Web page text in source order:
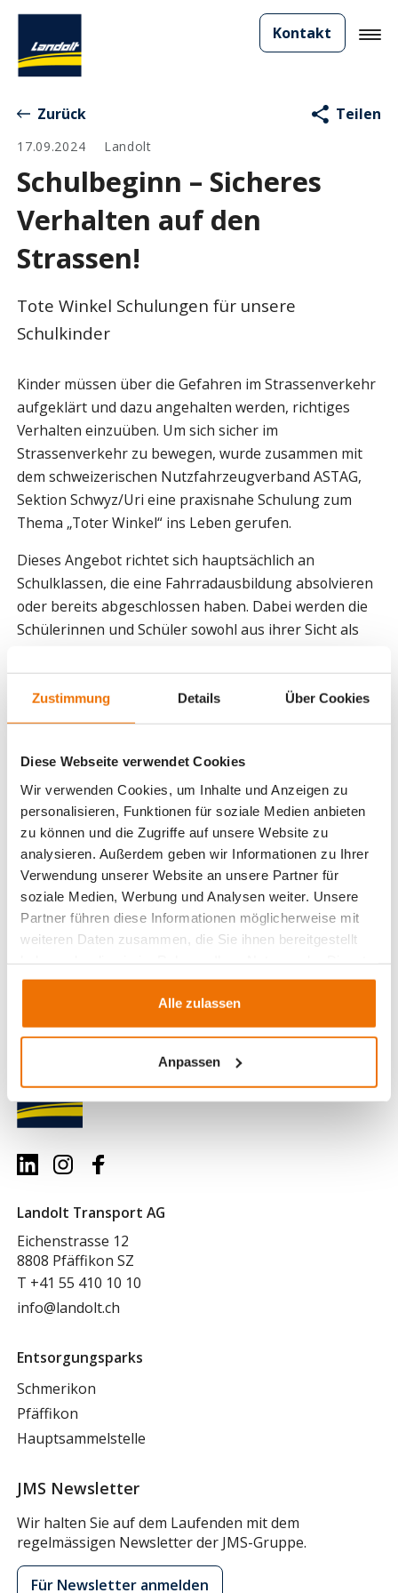
Zustimmung Details Über Cookies
Diese Webseite verwendet Cookies
Wir verwenden Cookies, um Inhalte und Anzeigen zu
personalisieren, Funktionen für soziale Medien anbieten
zu können und die Zugriffe auf unsere Website zu
analysieren. Außerdem geben wir Informationen zu Ihrer
Verwendung unserer Website an unsere Partner für
soziale Medien, Werbung und Analysen weiter. Unsere
Partner führen diese Informationen möglicherweise mit
weiteren Daten zusammen, die Sie ihnen bereitgestellt
gesammelt haben.
Alle zulassen
Anpassen
Kontakt
Zurück
17.09.2024 Landolt
Teilen
Schulbeginn – Sicheres
Verhalten auf den
Strassen!
Tote Winkel Schulungen für unsere
Schulkinder
Kinder müssen über die Gefahren im Strassenverkehr
aufgeklärt und dazu angehalten werden, richtiges
Verhalten einzuüben. Um sich sicher im
Strassenverkehr zu bewegen, wurde zusammen mit
dem schweizerischen Nutzfahrzeugverband ASTAG,
Sektion Schwyz/Uri eine praxisnahe Schulung zum
Thema „Toter Winkel“ ins Leben gerufen.
Dieses Angebot richtet sich hauptsächlich an
Schulklassen, die eine Fahrradausbildung absolvieren
oder bereits abgeschlossen haben. Dabei werden die
Schülerinnen und Schüler sowohl aus ihrer Sicht als
Chauffeurs mit den besonderen Herausforderungen
konfrontiert. Gerne steht der anwesende Chauffeur
auf die vielen Kinderfragen Rede und Antwort. Und
Lastwagen fehlen.
Landolt Transport AG
Eichenstrasse 12
8808 Pfäffikon SZ
T +41 55 410 10 10
info@landolt.ch
Entsorgungsparks
Schmerikon
Pfäffikon
Hauptsammelstelle
JMS Newsletter
Wir halten Sie auf dem Laufenden mit dem
regelmässigen Newsletter der JMS-Gruppe.
Für Newsletter anmelden